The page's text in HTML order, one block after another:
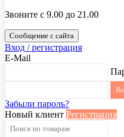
Звоните с 9.00 до 21.00
Сообщение с сайта
Вход / регистрация
E-Mail
Забыли пароль?
Новый клиент Регистрация